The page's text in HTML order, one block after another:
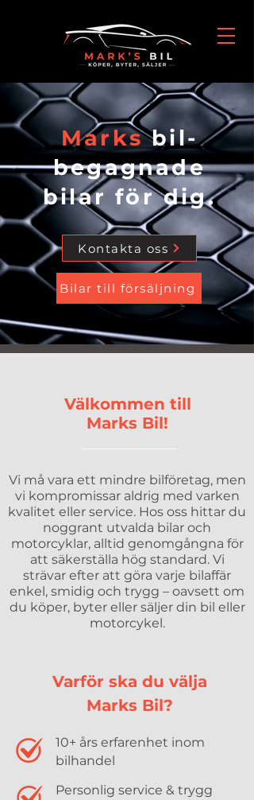
Marksbil-
begagnade
bilar för dig.
Kontakta oss
Bilar till försäljning
Välkommen till
Marks Bil!
Vi må vara ett mindre bilföretag, men
vi kompromissar aldrig med varken
kvalitet eller service. Hos oss hittar du
noggrant utvalda bilar och
motorcyklar, alltid genomgångna för
att säkerställa hög standard. Vi
strävar efter att göra varje bilaffär
enkel, smidig och trygg – oavsett om
du köper, byter eller säljer din bil eller
motorcykel.
Varför ska du välja
Marks Bil?
10+ års erfarenhet inom
bilhandel
Personlig service & trygg